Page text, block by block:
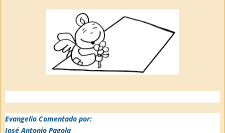
Evangelio Comentado por:
José Antonio Pagola